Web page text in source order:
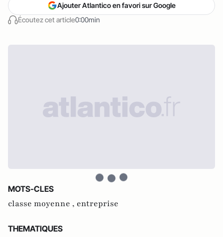
Écoutez cet article0:00min
Ajouter Atlantico en favori sur Google
MOTS-CLES
classe moyenne , entreprise
THEMATIQUES